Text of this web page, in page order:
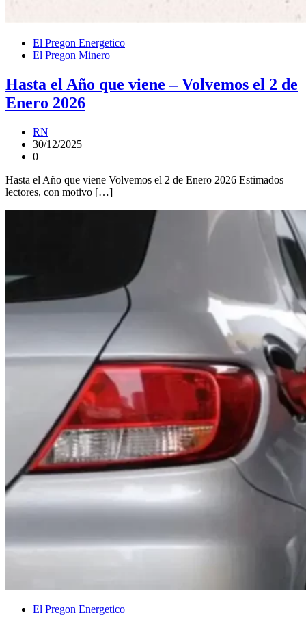
El Pregon Energetico
El Pregon Minero
Hasta el Año que viene – Volvemos el 2 de
Enero 2026
RN
30/12/2025
0
Hasta el Año que viene Volvemos el 2 de Enero 2026 Estimados
lectores, con motivo […]
El Pregon Energetico